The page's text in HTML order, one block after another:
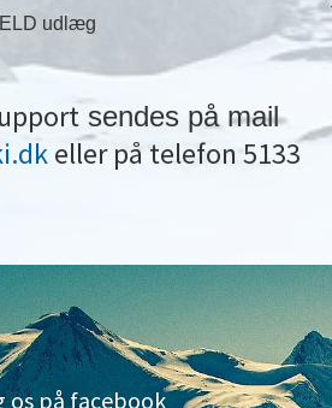
udlæg
sendes på mail
eller på telefon 5133
os på facebook